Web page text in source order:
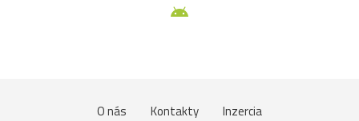
O nás Kontakty
Inzercia